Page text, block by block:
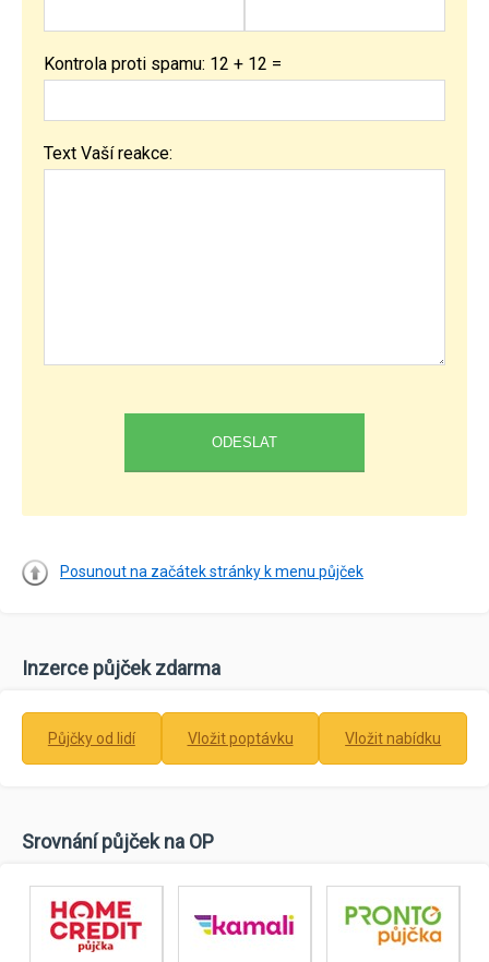
Kontrola proti spamu: 12 + 12 =
Text Vaší reakce:
Posunout na začátek stránky k menu půjček
Inzerce půjček zdarma
Půjčky od lidí Vložit poptávku Vložit nabídku
Srovnání půjček na OP